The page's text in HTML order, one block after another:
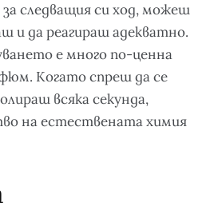
следващия си ход, можеш
и да реагираш адекватно.
е много по-ценна
Когато спреш да се
всяка секунда,
на естествената химия